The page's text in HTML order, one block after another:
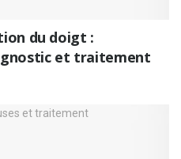
du doigt :
et traitement